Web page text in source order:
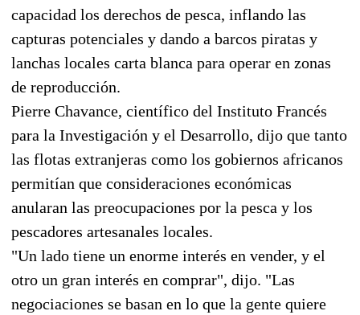
capacidad los derechos de pesca, inflando las
capturas potenciales y dando a barcos piratas y
lanchas locales carta blanca para operar en zonas
de reproducción.
Pierre Chavance, científico del Instituto Francés
para la Investigación y el Desarrollo, dijo que tanto
las flotas extranjeras como los gobiernos africanos
permitían que consideraciones económicas
anularan las preocupaciones por la pesca y los
pescadores artesanales locales.
"Un lado tiene un enorme interés en vender, y el
otro un gran interés en comprar", dijo. "Las
negociaciones se basan en lo que la gente quiere